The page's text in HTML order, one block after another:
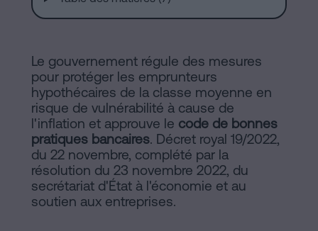
en
ligne
Blog
Contacter
couple
de
fait
à
Barcelone
Notaire
en
ligne
Le gouvernement régule des mesures
pour protéger les emprunteurs
hypothécaires de la classe moyenne en
risque de vulnérabilité à cause de
l'inflation et approuve le code de bonnes
pratiques bancaires. Décret royal 19/2022,
du 22 novembre, complété par la
résolution du 23 novembre 2022, du
secrétariat d'État à l'économie et au
soutien aux entreprises.